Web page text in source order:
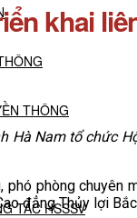
THÔNG
TÁC HSSSV
khai
Hà Nam tổ chức
phó phòng
đẳng Thủy lợi